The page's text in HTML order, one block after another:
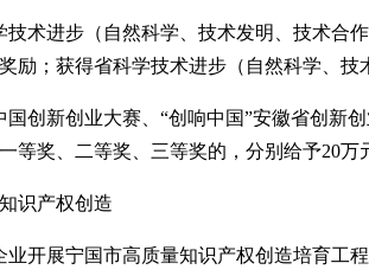
技术进步（自然科学、技术发明、技术合
励；获得省科学技术进步（自然科学、
国创新创业大赛、“创响中国”安徽省创新
等奖、二等奖、三等奖的，分别给予20
识产权创造
业开展宁国市高质量知识产权创造培育